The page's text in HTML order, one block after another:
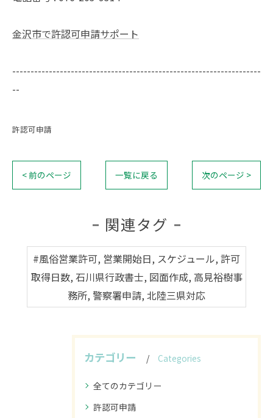
金沢市で許認可申請サポート
--------------------------------------------------------------------
--
許認可申請
< 前のページ 一覧に戻る 次のページ >
関連タグ
#風俗営業許可, 営業開始日, スケジュール, 許可
取得日数, 石川県行政書士, 図面作成, 高見裕樹事
務所, 警察署申請, 北陸三県対応
カテゴリー Categories
全てのカテゴリー
許認可申請